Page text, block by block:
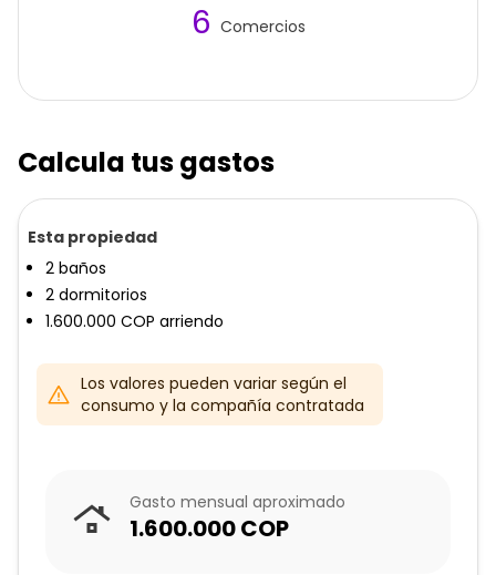
6 Comercios
Calcula tus gastos
Esta propiedad
2 baños
2 dormitorios
1.600.000 COP arriendo
Los valores pueden variar según el
consumo y la compañía contratada
Gasto mensual aproximado
1.600.000COP